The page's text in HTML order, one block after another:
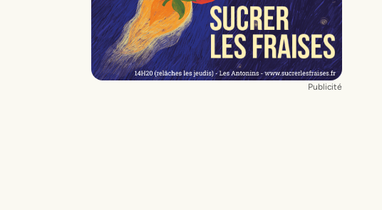
Régie généraleDiego Vuillrod
Publicité